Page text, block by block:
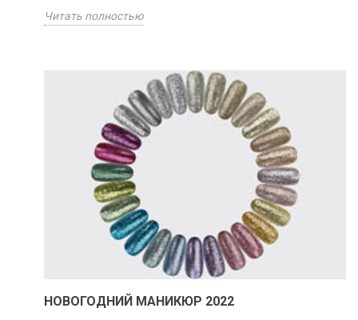
Читать полностью
НОВОГОДНИЙ МАНИКЮР 2022